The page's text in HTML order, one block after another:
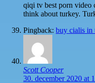
qiqi tv best porn video
think about turkey.
Pingback: buy cialis in
Scott Cooper
30. december 2020 at